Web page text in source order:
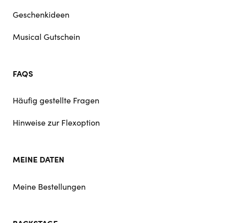
Geschenkideen
Musical Gutschein
FAQS
Häufig gestellte Fragen
Hinweise zur Flexoption
MEINE DATEN
Meine Bestellungen